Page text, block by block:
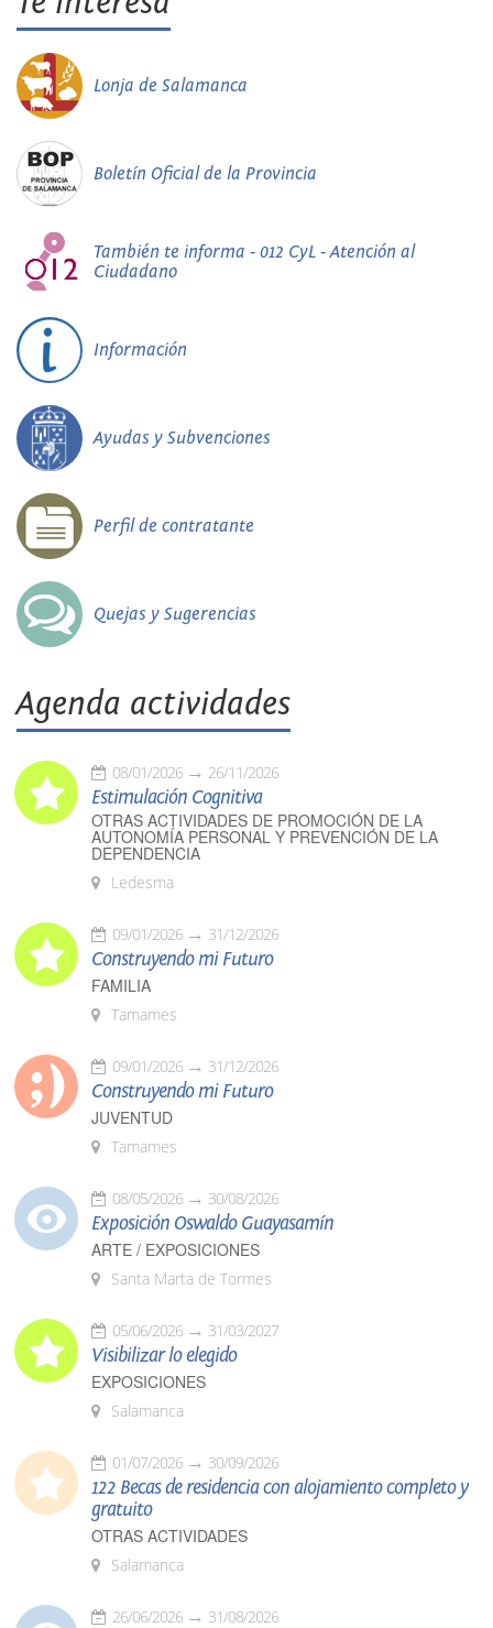
Lonja de Salamanca
Boletín Oficial de la Provincia
También te informa - 012 CyL - Atención al
Ciudadano
Información
Ayudas y Subvenciones
Perfil de contratante
Quejas y Sugerencias
Agenda actividades
08/01/2026 26/11/2026
Estimulación Cognitiva
OTRAS ACTIVIDADES DE PROMOCIÓN DE LA
AUTONOMÍA PERSONAL Y PREVENCIÓN DE LA
DEPENDENCIA
Ledesma
09/01/2026 31/12/2026
Construyendo mi Futuro
FAMILIA
Tamames
09/01/2026 31/12/2026
Construyendo mi Futuro
JUVENTUD
Tamames
08/05/2026 30/08/2026
Exposición Oswaldo Guayasamín
ARTE / EXPOSICIONES
Santa Marta de Tormes
05/06/2026 31/03/2027
Visibilizar lo elegido
EXPOSICIONES
Salamanca
01/07/2026 30/09/2026
122 Becas de residencia con alojamiento completo y
gratuito
OTRAS ACTIVIDADES
Salamanca
26/06/2026 31/08/2026